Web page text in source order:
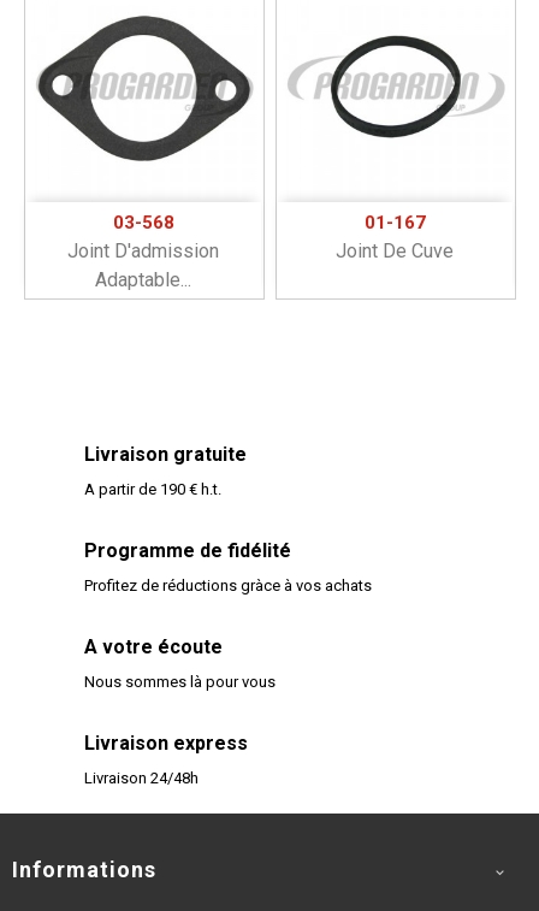
03-568
Joint D'admission
Adaptable...
01-167
Joint De Cuve
Livraison gratuite
A partir de 190 € h.t.
Programme de fidélité
Profitez de réductions gràce à vos achats
A votre écoute
Nous sommes là pour vous
Livraison express
Livraison 24/48h
Informations 